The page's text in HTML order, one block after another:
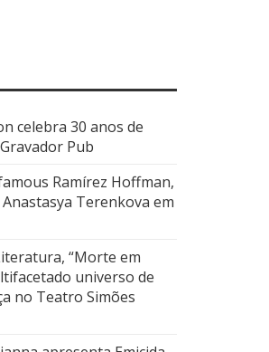
celebra 30 anos de
Pub
Ramírez Hoffman,
Terenkova em
“Morte em
universo de
no Teatro Simões